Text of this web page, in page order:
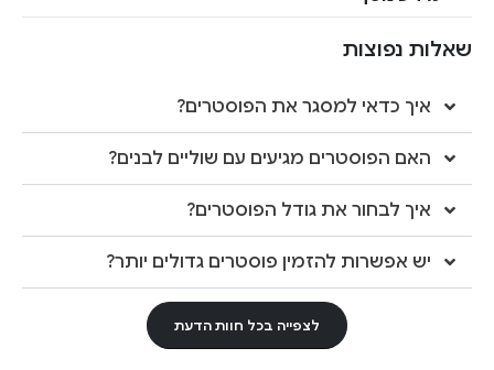
שאלות נפוצות
איך כדאי למסגר את הפוסטרים?
האם הפוסטרים מגיעים עם שוליים לבנים?
איך לבחור את גודל הפוסטרים?
יש אפשרות להזמין פוסטרים גדולים יותר?
לצפייה בכל חוות הדעת